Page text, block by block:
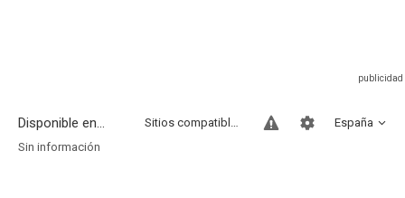
Disponible en... España
Sitios compatibles
Sin información